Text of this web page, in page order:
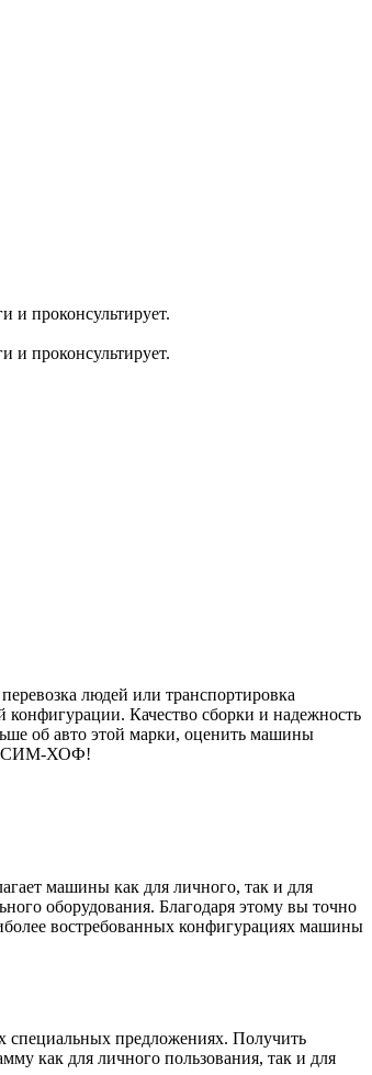
и проконсультирует.
и проконсультирует.
людей или транспортировка
Качество сборки и надежность
об авто этой марки, оценить машины
СИМ-ХОФ!
машины как для личного, так и для
оборудования. Благодаря этому вы точно
востребованных конфигурациях машины
специальных предложениях. Получить
как для личного пользования, так и для